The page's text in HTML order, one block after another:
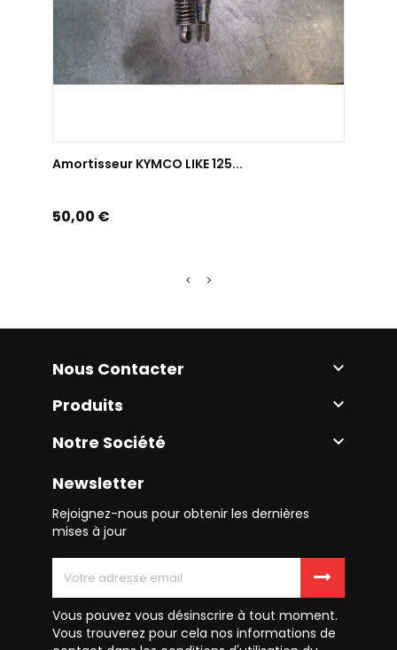
Amortisseur KYMCO LIKE 125...
Prix
50,00 €
Nous Contacter 
Produits 
Notre Société 
Newsletter
Rejoignez-nous pour obtenir les dernières
mises à jour
Vous pouvez vous désinscrire à tout moment.
Vous trouverez pour cela nos informations de